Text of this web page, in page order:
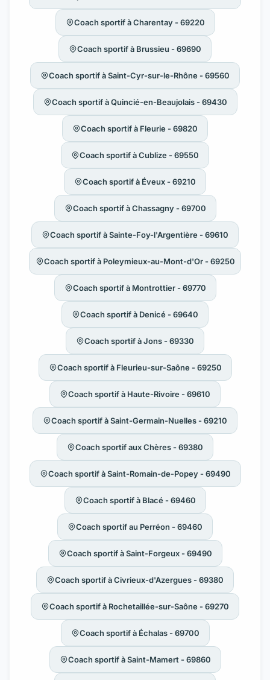
Coach sportif à Charentay - 69220
Coach sportif à Brussieu - 69690
Coach sportif à Saint-Cyr-sur-le-Rhône - 69560
Coach sportif à Quincié-en-Beaujolais - 69430
Coach sportif à Fleurie - 69820
Coach sportif à Cublize - 69550
Coach sportif à Éveux - 69210
Coach sportif à Chassagny - 69700
Coach sportif à Sainte-Foy-l'Argentière - 69610
Coach sportif à Poleymieux-au-Mont-d'Or - 69250
Coach sportif à Montrottier - 69770
Coach sportif à Denicé - 69640
Coach sportif à Jons - 69330
Coach sportif à Fleurieu-sur-Saône - 69250
Coach sportif à Haute-Rivoire - 69610
Coach sportif à Saint-Germain-Nuelles - 69210
Coach sportif aux Chères - 69380
Coach sportif à Saint-Romain-de-Popey - 69490
Coach sportif à Blacé - 69460
Coach sportif au Perréon - 69460
Coach sportif à Saint-Forgeux - 69490
Coach sportif à Civrieux-d'Azergues - 69380
Coach sportif à Rochetaillée-sur-Saône - 69270
Coach sportif à Échalas - 69700
Coach sportif à Saint-Mamert - 69860